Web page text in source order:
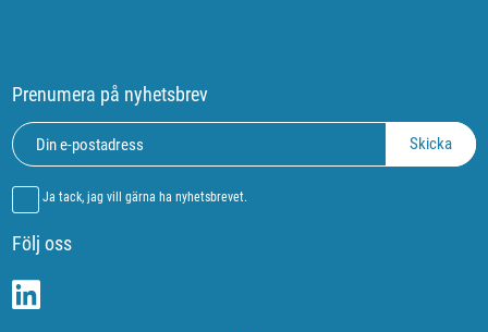
Prenumera på nyhetsbrev
Ja tack, jag vill gärna ha nyhetsbrevet.
Följ oss